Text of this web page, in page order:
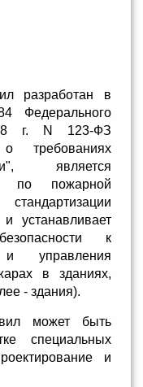
разработан в
Федерального
г. N 123-ФЗ
о требованиях
является
по пожарной
устанавливает
к
управления
в зданиях,
- здания).
может быть
специальных
и